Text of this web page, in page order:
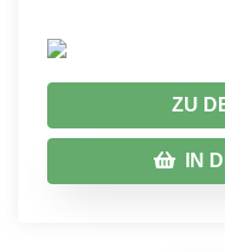
ZU
IN